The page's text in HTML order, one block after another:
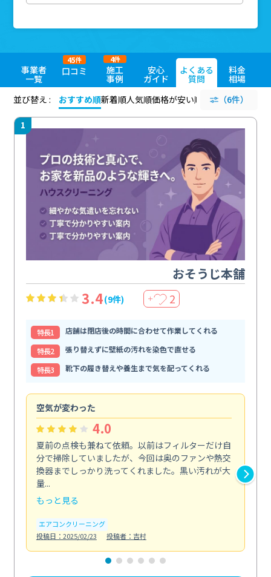
事業者
一覧
口コミ
45件
施工
事例
4件
安心
ガイド
よくある
質問
料金
相場
並び替え :
おすすめ順新着順人気順価格が安い順 評価が高い順
（6件）
1
おそうじ本舗
3.4(9件) ＋ 2
特⻑1
店舗は閉店後の時間に合わせて作業してくれる
特⻑2
張り替えずに壁紙の汚れを染色で直せる
特⻑3
靴下の履き替えや養生まで気を配ってくれる
空気が変わった
4.0
夏前の点検も兼ねて依頼。以前はフィルターだけ自
分で掃除していましたが、今回は奥のファンや熱交
換器までしっかり洗ってくれました。黒い汚れが大
量...
もっと見る
エアコンクリーニング
投稿日：2025/02/23
投稿者：吉村